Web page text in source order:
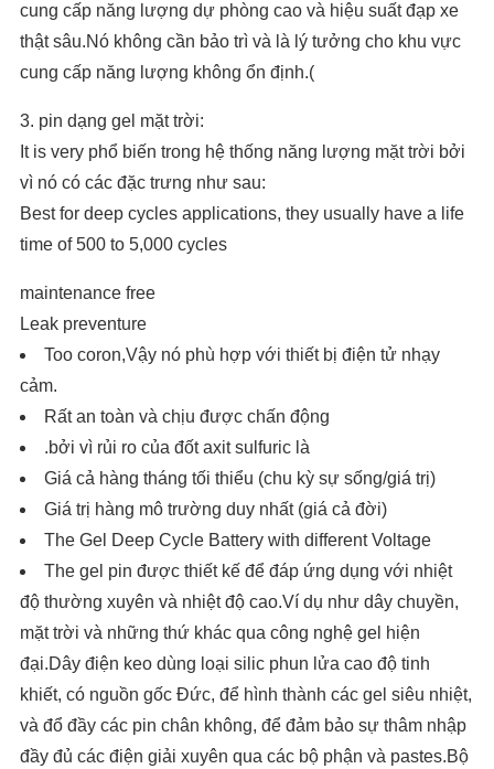
cung cấp năng lượng dự phòng cao và hiệu suất đạp xe
thật sâu.Nó không cần bảo trì và là lý tưởng cho khu vực
cung cấp năng lượng không ổn định.(
3. pin dạng gel mặt trời:
It is very phổ biến trong hệ thống năng lượng mặt trời bởi
vì nó có các đặc trưng như sau:
Best for deep cycles applications, they usually have a life
time of 500 to 5,000 cycles
maintenance free
Leak preventure
Too coron,Vậy nó phù hợp với thiết bị điện tử nhạy
cảm.
Rất an toàn và chịu được chấn động
.bởi vì rủi ro của đốt axit sulfuric là
Giá cả hàng tháng tối thiểu (chu kỳ sự sống/giá trị)
Giá trị hàng mô trường duy nhất (giá cả đời)
The Gel Deep Cycle Battery with different Voltage
The gel pin được thiết kế để đáp ứng dụng với nhiệt
độ thường xuyên và nhiệt độ cao.Ví dụ như dây chuyền,
mặt trời và những thứ khác qua công nghệ gel hiện
đại.Dây điện keo dùng loại silic phun lửa cao độ tinh
khiết, có nguồn gốc Đức, để hình thành các gel siêu nhiệt,
và đổ đầy các pin chân không, để đảm bảo sự thâm nhập
đầy đủ các điện giải xuyên qua các bộ phận và pastes.Bộ